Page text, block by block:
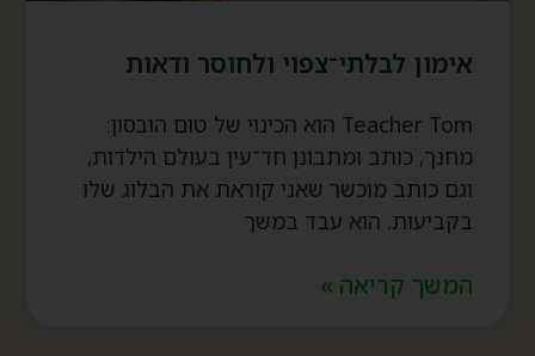
אימון לבלתי־צפוי ולחוסר ודאות
Teacher Tom הוא הכינוי של טום הובסון:
מחנך, כותב ומתבונן חד־עין בעולם הילדות,
וגם כותב מוכשר שאני קוראת את הבלוג שלו
בקביעות. הוא עבד במשך
המשך קריאה »